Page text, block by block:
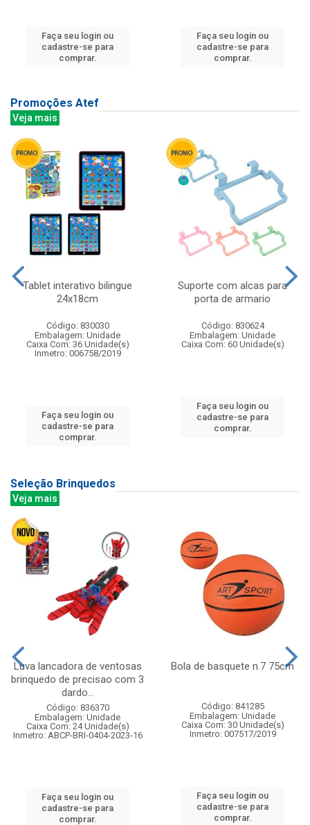
Faça seu login ou
cadastre-se para
comprar.
Faça seu login ou
cadastre-se para
comprar.
Promoções Atef
Veja mais
Tablet interativo bilingue
24x18cm
Código: 830030
Embalagem: Unidade
Caixa Com: 36 Unidade(s)
Inmetro: 006758/2019
Faça seu login ou
cadastre-se para
comprar.
Suporte com alcas para
porta de armario
Código: 830624
Embalagem: Unidade
Caixa Com: 60 Unidade(s)
Faça seu login ou
cadastre-se para
comprar.
Seleção Brinquedos
Veja mais
Luva lancadora de ventosas
brinquedo de precisao com 3
dardo...
Código: 836370
Embalagem: Unidade
Caixa Com: 24 Unidade(s)
Inmetro: ABCP-BRI-0404-2023-16
Faça seu login ou
cadastre-se para
comprar.
Bola de basquete n.7 75cm
Código: 841285
Embalagem: Unidade
Caixa Com: 30 Unidade(s)
Inmetro: 007517/2019
Faça seu login ou
cadastre-se para
comprar.